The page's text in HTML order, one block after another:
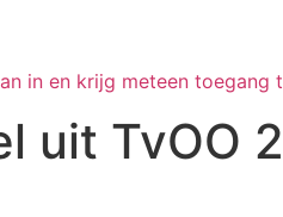
in en krijg meteen toegang
uit TvOO